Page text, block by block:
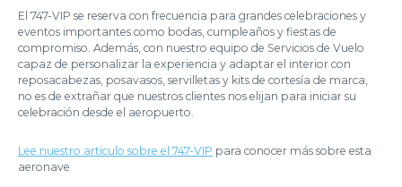
El 747-VIP se reserva con frecuencia para grandes celebraciones y
eventos importantes como bodas, cumpleaños y fiestas de
compromiso. Además, con nuestro equipo de Servicios de Vuelo
capaz de personalizar la experiencia y adaptar el interior con
reposacabezas, posavasos, servilletas y kits de cortesía de marca,
no es de extrañar que nuestros clientes nos elijan para iniciar su
celebración desde el aeropuerto.
Lee nuestro articulo sobre el 747-VIP para conocer más sobre esta
aeronave